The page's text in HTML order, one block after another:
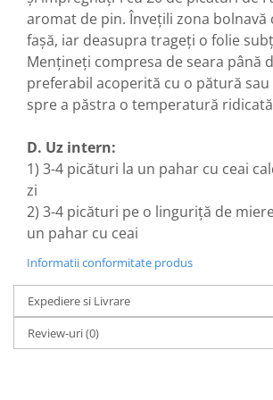
Menopauza
Meteorism
Migrene
Obezitate
Parazitoză digestivă
Pediatrie
Piele, par si unghii
Pneumonie
Potenta
Prostatită
Reflux Gastro-Esofagian
Remineralizare
Retenție apă
aromat de pin. Învețili zona bolnavă
fașă, iar deasupra trageți o folie
Mențineți compresa de seara până
preferabil acoperită cu o pătură sau
spre a păstra o temperatură
D. Uz intern:
1) 3-4 picături la un pahar cu ceai
zi
2) 3-4 picături pe o linguriță de
un pahar cu ceai
Informatii conformitate produs
Expediere si Livrare
Review-uri(0)